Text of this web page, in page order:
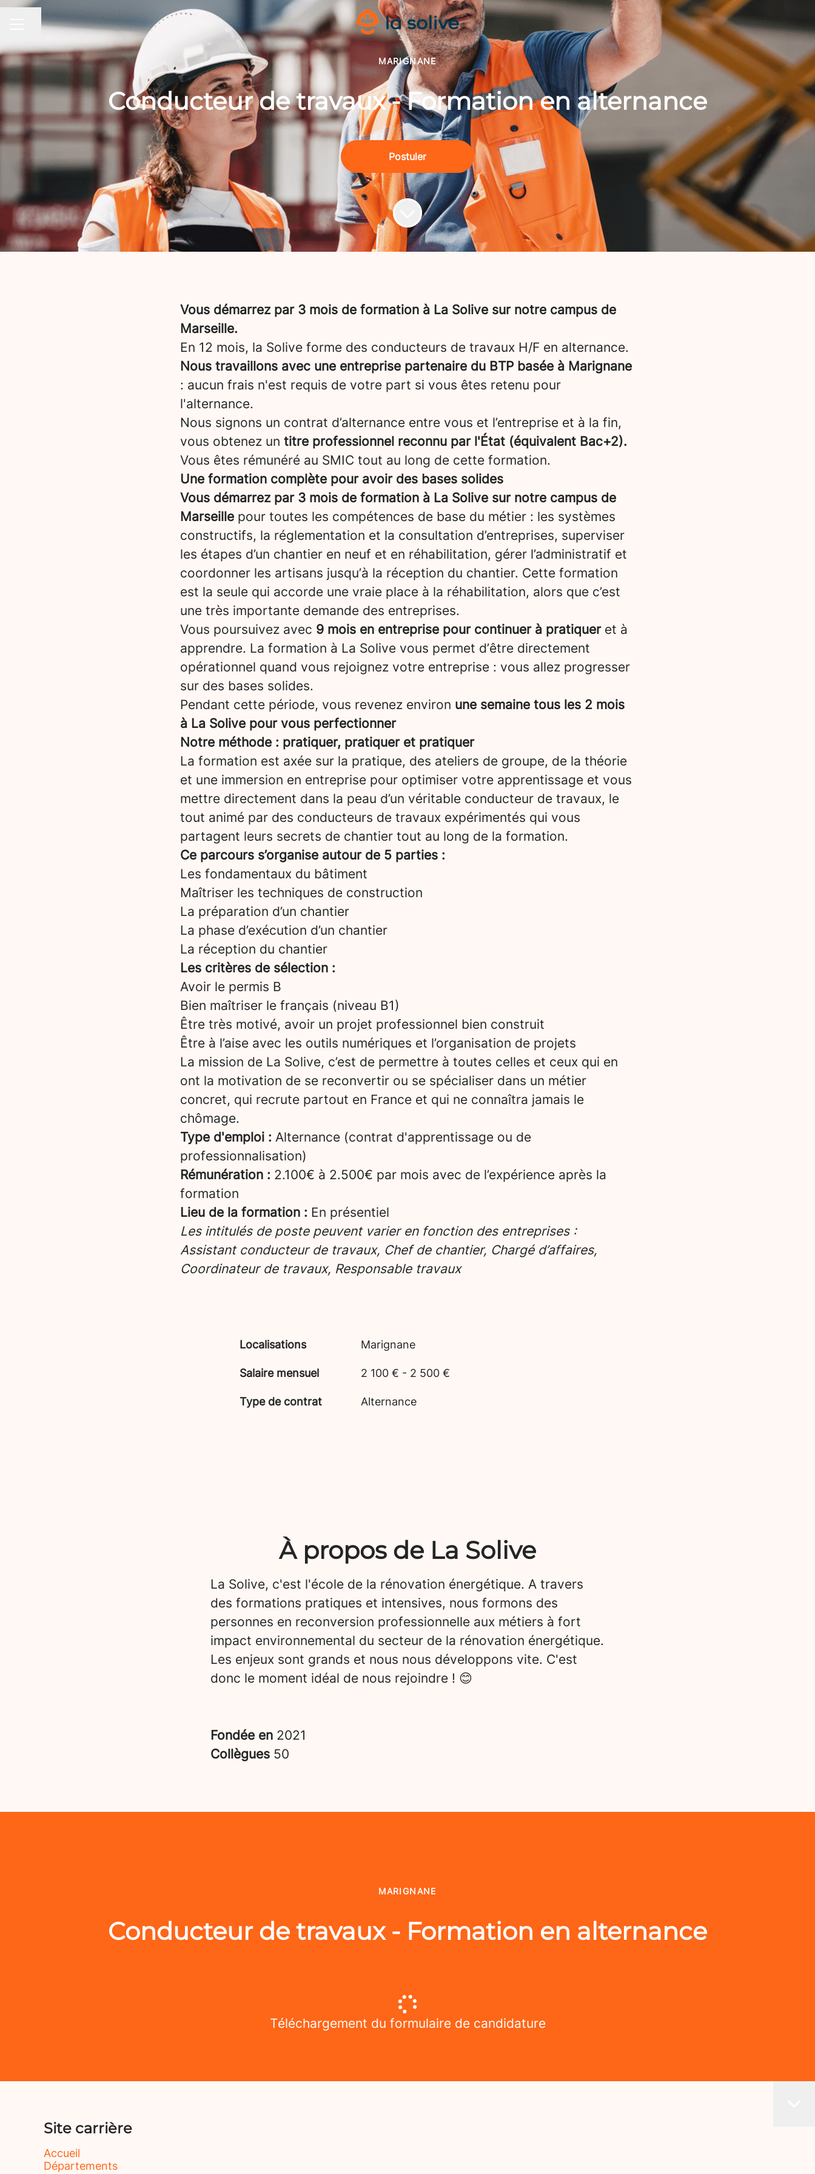
MENU CARRIÈRE
Partager la page
MARIGNANE
Conducteur de travaux - Formation en alternance
Postuler
Vous démarrez par 3 mois de formation à La Solive sur notre campus de
Marseille.
En 12 mois, la Solive forme des conducteurs de travaux H/F en alternance.
Nous travaillons avec une entreprise partenaire du BTP basée à Marignane
: aucun frais n'est requis de votre part si vous êtes retenu pour
l'alternance.
Nous signons un contrat d’alternance entre vous et l’entreprise et à la fin,
vous obtenez un titre professionnel reconnu par l'État (équivalent Bac+2).
Vous êtes rémunéré au SMIC tout au long de cette formation.
Une formation complète pour avoir des bases solides
Vous démarrez par 3 mois de formation à La Solive sur notre campus de
Marseille pour toutes les compétences de base du métier : les systèmes
constructifs, la réglementation et la consultation d’entreprises, superviser
les étapes d’un chantier en neuf et en réhabilitation, gérer l’administratif et
coordonner les artisans jusqu’à la réception du chantier. Cette formation
est la seule qui accorde une vraie place à la réhabilitation, alors que c’est
une très importante demande des entreprises.
Vous poursuivez avec 9 mois en entreprise pour continuer à pratiqueret à
apprendre. La formation à La Solive vous permet d’être directement
opérationnel quand vous rejoignez votre entreprise : vous allez progresser
sur des bases solides.
Pendant cette période, vous revenez environ une semaine tous les 2 mois
à La Solive pour vous perfectionner
Notre méthode : pratiquer, pratiquer et pratiquer
La formation est axée sur la pratique, des ateliers de groupe, de la théorie
et une immersion en entreprise pour optimiser votre apprentissage et vous
mettre directement dans la peau d’un véritable conducteur de travaux, le
tout animé par des conducteurs de travaux expérimentés qui vous
partagent leurs secrets de chantier tout au long de la formation.
Ce parcours s’organise autour de 5 parties :
Les fondamentaux du bâtiment
Maîtriser les techniques de construction
La préparation d’un chantier
La phase d’exécution d’un chantier
La réception du chantier
Les critères de sélection :
Avoir le permis B
Bien maîtriser le français (niveau B1)
Être très motivé, avoir un projet professionnel bien construit
Être à l’aise avec les outils numériques et l’organisation de projets
La mission de La Solive, c’est de permettre à toutes celles et ceux qui en
ont la motivation de se reconvertir ou se spécialiser dans un métier
concret, qui recrute partout en France et qui ne connaîtra jamais le
chômage.
Type d'emploi : Alternance (contrat d'apprentissage ou de
professionnalisation)
Rémunération : 2.100€ à 2.500€ par mois avec de l’expérience après la
formation
Lieu de la formation : En présentiel
Les intitulés de poste peuvent varier en fonction des entreprises :
Assistant conducteur de travaux, Chef de chantier, Chargé d’affaires,
Coordinateur de travaux, Responsable travaux
Localisations Marignane
Salaire mensuel 2 100 € - 2 500 €
Type de contrat Alternance
À propos de La Solive
La Solive, c'est l'école de la rénovation énergétique. A travers
des formations pratiques et intensives, nous formons des
personnes en reconversion professionnelle aux métiers à fort
impact environnemental du secteur de la rénovation énergétique.
Les enjeux sont grands et nous nous développons vite. C'est
donc le moment idéal de nous rejoindre ! 😊
Fondée en 2021
Collègues 50
MARIGNANE
Conducteur de travaux - Formation en alternance
Téléchargement du formulaire de candidature
Site carrière
Accueil
Départements